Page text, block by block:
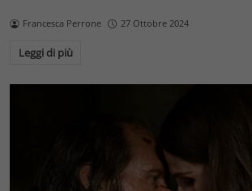
Francesca Perrone 27 Ottobre 2024
Leggi di più